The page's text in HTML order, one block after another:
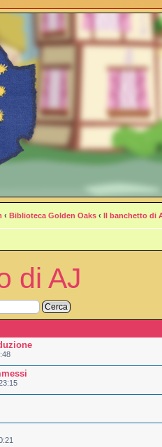
‹ Biblioteca Golden Oaks ‹ Il banchetto di
di AJ